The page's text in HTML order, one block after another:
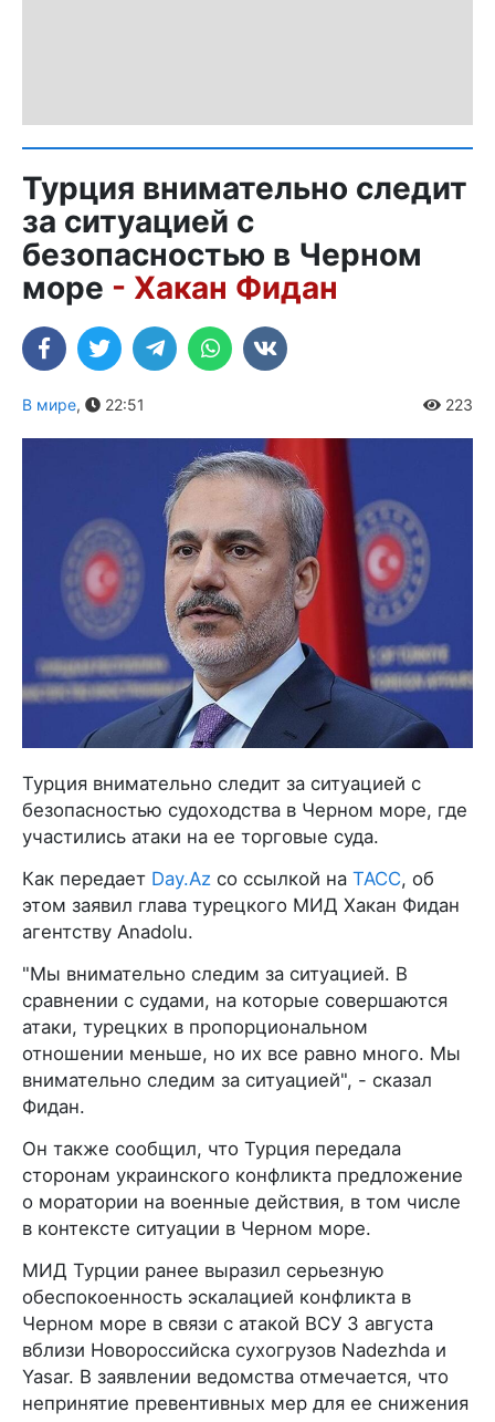
Турция внимательно следит
за ситуацией с
безопасностью в Черном
море - Хакан Фидан
В мире, 22:51 223
Турция внимательно следит за ситуацией с
безопасностью судоходства в Черном море, где
участились атаки на ее торговые суда.
Как передает Day.Az со ссылкой на ТАСС, об
этом заявил глава турецкого МИД Хакан Фидан
агентству Anadolu.
"Мы внимательно следим за ситуацией. В
сравнении с судами, на которые совершаются
атаки, турецких в пропорциональном
отношении меньше, но их все равно много. Мы
внимательно следим за ситуацией", - сказал
Фидан.
Он также сообщил, что Турция передала
сторонам украинского конфликта предложение
о моратории на военные действия, в том числе
в контексте ситуации в Черном море.
МИД Турции ранее выразил серьезную
обеспокоенность эскалацией конфликта в
Черном море в связи с атакой ВСУ 3 августа
вблизи Новороссийска сухогрузов Nadezhda и
Yasar. В заявлении ведомства отмечается, что
непринятие превентивных мер для ее снижения